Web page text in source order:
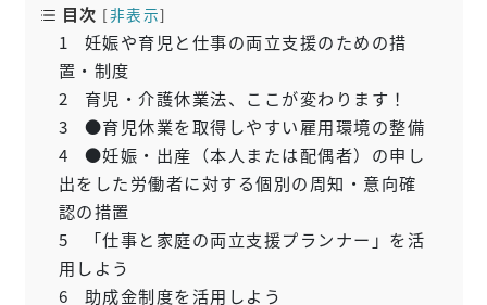
目次 [非表示]
1
妊娠や育児と仕事の両立支援のための措
置・制度
2
育児・介護休業法、ここが変わります！
3
●育児休業を取得しやすい雇用環境の整備
4
●妊娠・出産（本人または配偶者）の申し
出をした労働者に対する個別の周知・意向確
認の措置
5
「仕事と家庭の両立支援プランナー」を活
用しよう
6
助成金制度を活用しよう